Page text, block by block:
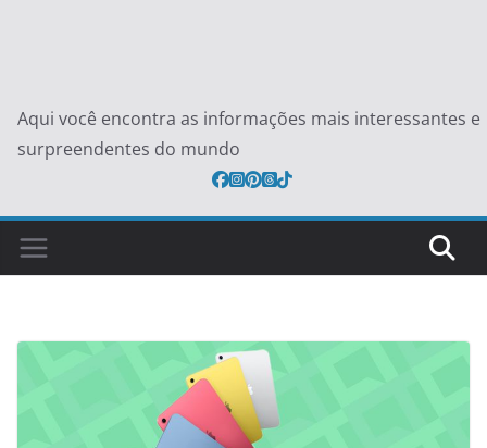
Aqui você encontra as informações mais interessantes e
surpreendentes do mundo